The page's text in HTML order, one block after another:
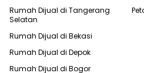
Rumah Dijual di Tangerang
Selatan
Rumah Dijual di Bekasi
Rumah Dijual di Depok
Rumah Dijual di Bogor